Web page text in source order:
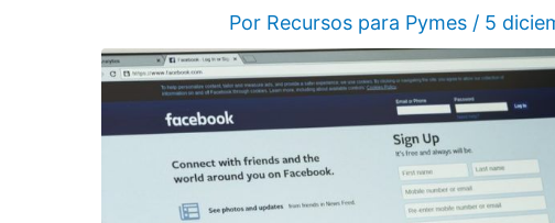
Por Recursos para Pymes / 5